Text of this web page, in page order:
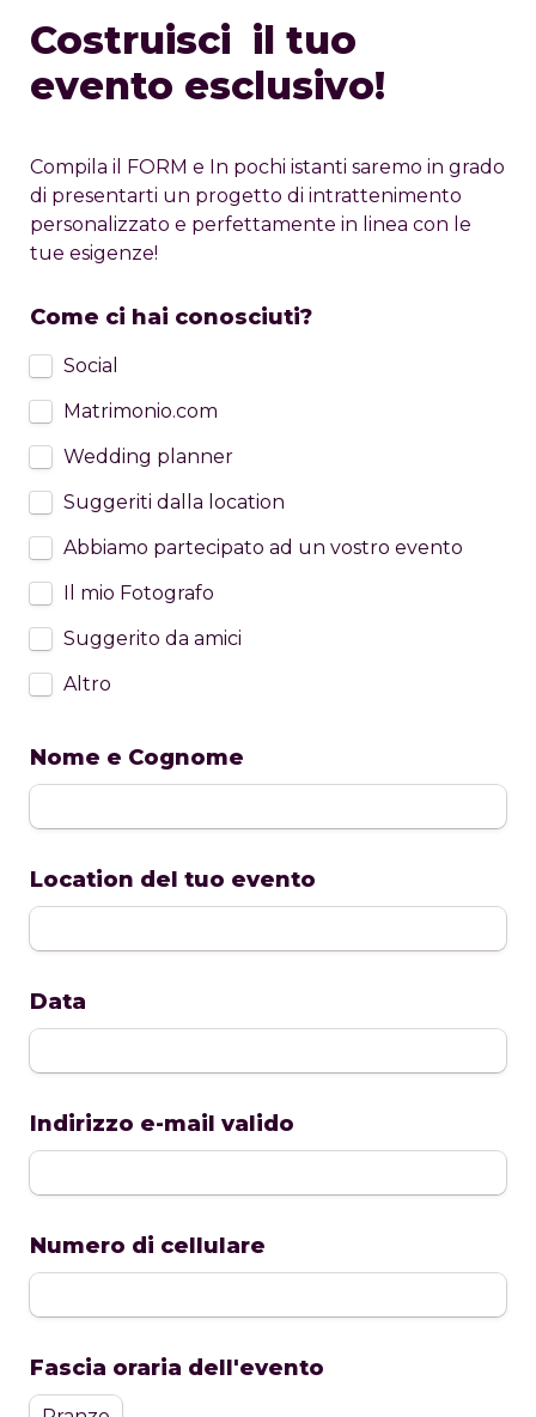
Costruisci  il tuo
evento esclusivo!
Compila il FORM e In pochi istanti saremo in grado
di presentarti un progetto di intrattenimento
personalizzato e perfettamente in linea con le
tue esigenze!
Come ci hai conosciuti?
Social
Matrimonio.com
Wedding planner
Suggeriti dalla location
Abbiamo partecipato ad un vostro evento
Il mio Fotografo
Altro
Nome e Cognome
Location del tuo evento
Data
Indirizzo e-mail valido
Numero di cellulare
Fascia oraria dell'evento